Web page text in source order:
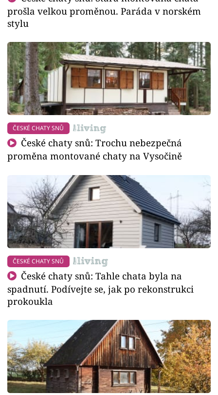
prošla velkou proměnou. Paráda v norském
stylu
ČESKÉ CHATY SNŮ
České chaty snů: Trochu nebezpečná
proměna montované chaty na Vysočině
ČESKÉ CHATY SNŮ
České chaty snů: Tahle chata byla na
spadnutí. Podívejte se, jak po rekonstrukci
prokoukla